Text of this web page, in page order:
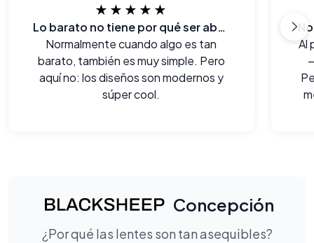
★★★★★
Lo barato no tiene por qué ser aburrido!
Normalmente cuando algo es tan
barato, también es muy simple. Pero
aquí no: los diseños son modernos y
súper cool.
Al
Concepción
¿Por qué las lentes son tan asequibles?